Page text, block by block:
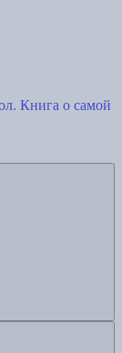
Книга о самой